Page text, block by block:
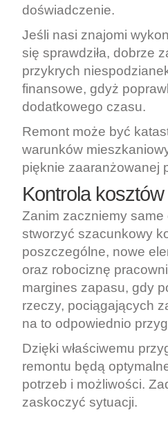
doświadczenie.
Jeśli nasi znajomi
się sprawdziła, dobrze
przykrych
finansowe, gdyż
dodatkowego czasu.
Remont może być
warunków
pięknie zaaranżowanej
Kontrola kosztów
Zanim zaczniemy same
stworzyć szacunkowy
poszczególne, nowe
oraz robociznę
margines zapasu, gdy
rzeczy, pociągających
na to odpowiednio
Dzięki właściwemu
remontu będą
potrzeb i możliwości.
zaskoczyć sytuacji.